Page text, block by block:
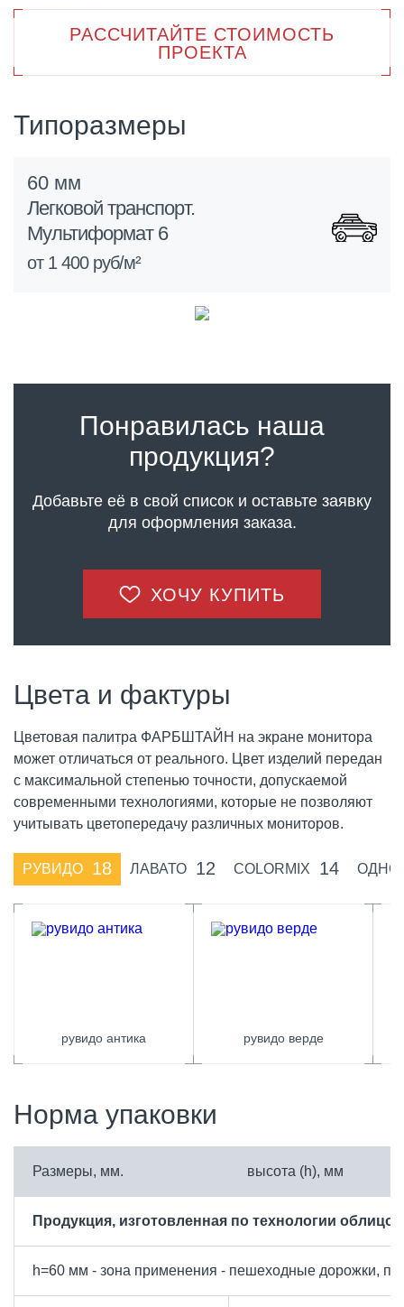
РАССЧИТАЙТЕ СТОИМОСТЬ
ПРОЕКТА
Типоразмеры
60 мм
Легковой транспорт.
Мультиформат 6
от 1 400 руб/м²
Понравилась наша
продукция?
Добавьте её в свой список и оставьте заявку
для оформления заказа.
ХОЧУ КУПИТЬ
Цвета и фактуры
Цветовая палитра ФАРБШТАЙН на экране монитора
может отличаться от реального. Цвет изделий передан
с максимальной степенью точности, допускаемой
современными технологиями, которые не позволяют
учитывать цветопередачу различных мониторов.
РУВИДО 18 ЛАВАТО 12 COLORMIX 14
рувидо антика рувидо верде
Норма упаковки
Размеры, мм. высота (h), мм
Продукция, изготовленная по технологии
h=60 мм - зона применения - пешеходные дорожки,